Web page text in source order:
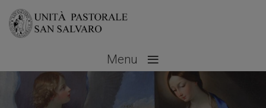
Menu ≡